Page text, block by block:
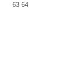
63 64